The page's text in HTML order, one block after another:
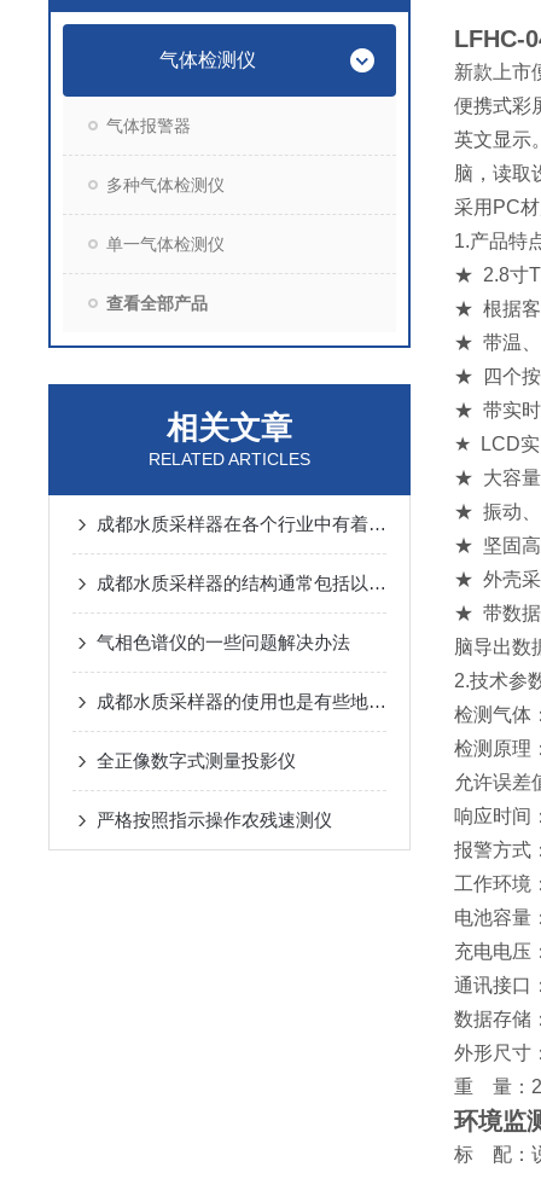
气体检测仪
气体报警器
多种气体检测仪
单一气体检测仪
查看全部产品
相关文章
RELATED ARTICLES
成都水质采样器在各个行业中有着怎样的作用呢？
成都水质采样器的结构通常包括以下几个主要组成部分
气相色谱仪的一些问题解决办法
成都水质采样器的使用也是有些地方需要注意的
全正像数字式测量投影仪
严格按照指示操作农残速测仪
LFHC-
新款上市
便携式彩
英文显示
脑，读取
采用PC
1.产品特
★ 2.8寸
★ 根据客
★ 带温、
★ 四个按
★ 带实时
★ LCD实
★ 大容量
★ 振动、
★ 坚固高
★ 外壳采
★ 带数据
脑导出数
2.技术参
检测气体
检测原理
允许误差
响应时间
报警方式
工作环境
电池容量
充电电压
通讯接口
数据存储
外形尺寸
重 量：
环境监
标 配：